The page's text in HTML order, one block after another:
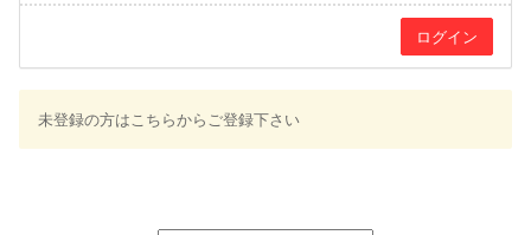
未登録の方はこちらからご登録下さい